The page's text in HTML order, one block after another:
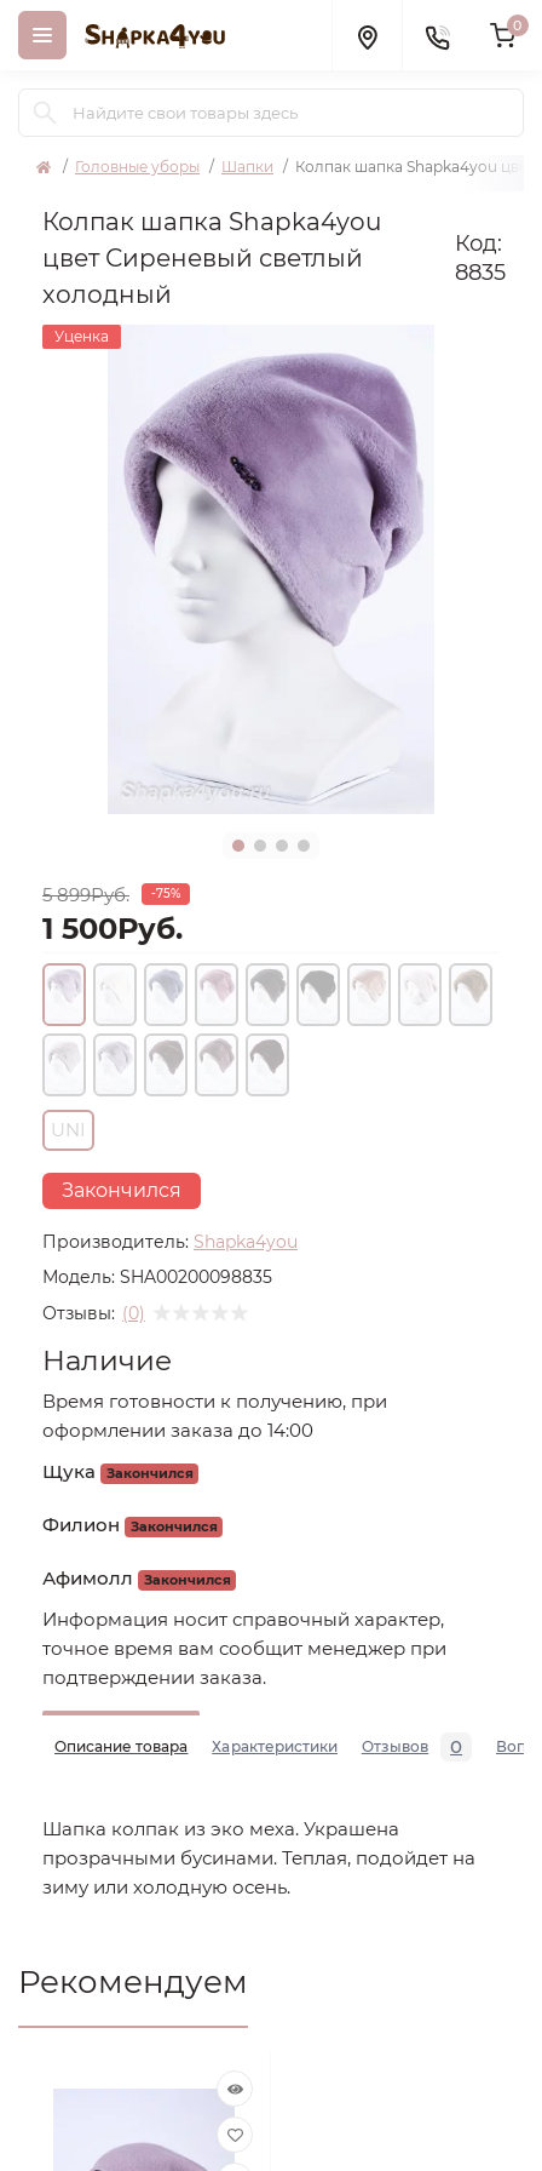
0
Головные уборы Шапки Колпак шапка Shapka4you
Колпак шапка Shapka4you
цвет Сиреневый светлый
холодный
Код:
8835
Уценка
Производитель: Shapka4you
Модель: SHA00200098835
Отзывы: (0)
5 899Руб. -75%
1 500Руб.
UNI
Закончился
Наличие
Время готовности к получению, при
оформлении заказа до 14:00
Щука
Закончился
Филион Закончился
Афимолл Закончился
Информация носит справочный характер,
точное время вам сообщит менеджер при
подтверждении заказа.
Описание товара Характеристики Отзывов 0
Шапка колпак из эко меха. Украшена
прозрачными бусинами. Теплая, подойдет на
зиму или холодную осень.
Рекомендуем